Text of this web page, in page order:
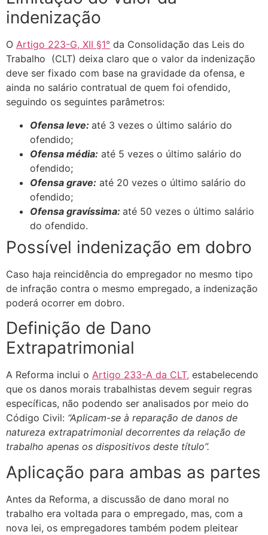
indenização
O Artigo 223-G, XII §1° da Consolidação das Leis do
Trabalho (CLT) deixa claro que o valor da indenização
deve ser fixado com base na gravidade da ofensa, e
ainda no salário contratual de quem foi ofendido,
seguindo os seguintes parâmetros:
Ofensa leve: até 3 vezes o último salário do
ofendido;
Ofensa média: até 5 vezes o último salário do
ofendido;
Ofensa grave: até 20 vezes o último salário do
ofendido;
Ofensa gravíssima: até 50 vezes o último salário
do ofendido.
Possível indenização em dobro
Caso haja reincidência do empregador no mesmo tipo
de infração contra o mesmo empregado, a indenização
poderá ocorrer em dobro.
Definição de Dano
Extrapatrimonial
A Reforma inclui o Artigo 233-A da CLT, estabelecendo
que os danos morais trabalhistas devem seguir regras
específicas, não podendo ser analisados por meio do
Código Civil: “Aplicam-se à reparação de danos de
natureza extrapatrimonial decorrentes da relação de
trabalho apenas os dispositivos deste título”.
Aplicação para ambas as partes
Antes da Reforma, a discussão de dano moral no
trabalho era voltada para o empregado, mas, com a
nova lei, os empregadores também podem pleitear